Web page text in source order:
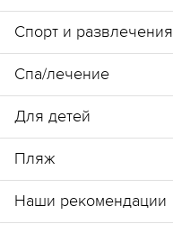
Спорт и развлечения
Спа/лечение
Для детей
Пляж
Наши рекомендации